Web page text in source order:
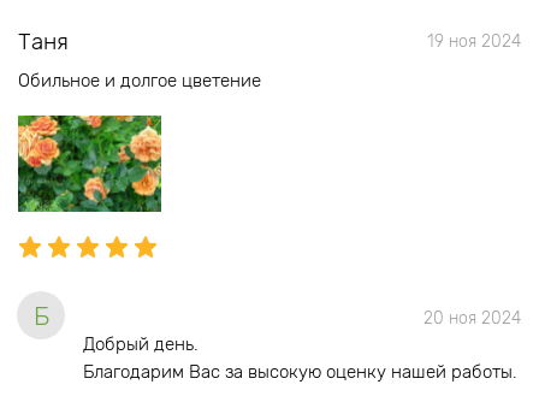
Таня 19 ноя 2024
Обильное и долгое цветение
Б 20 ноя 2024
Добрый день.
Благодарим Вас за высокую оценку нашей работы.